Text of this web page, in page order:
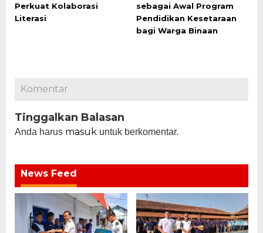
Perkuat Kolaborasi
Literasi
sebagai Awal Program
Pendidikan Kesetaraan
bagi Warga Binaan
Komentar
Tinggalkan Balasan
Anda harus masuk untuk berkomentar.
News Feed